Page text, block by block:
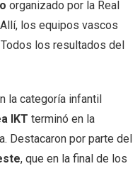
/> Euskera
organizado por la Real
los equipos vascos
Todos los resultados del
la categoría infantil
IKT terminó en la
Destacaron por parte del
, que en la final de los